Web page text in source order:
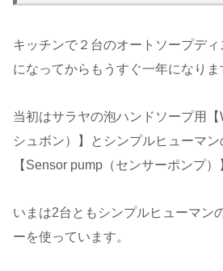
キッチンで２台のオートソープデ
になってからもうすぐ一年になりま
当初はサラヤの泡ハンドソープ用
シュボン）】とシンプルヒューマン
【Sensor pump（センサーポンプ）
いまは2台ともシンプルヒューマン
ーを使っています。